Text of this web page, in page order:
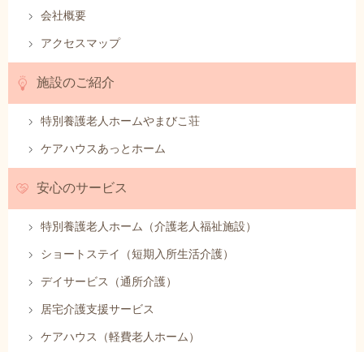
会社概要
アクセスマップ
施設のご紹介
特別養護老人ホームやまびこ荘
ケアハウスあっとホーム
安心のサービス
特別養護老人ホーム（介護老人福祉施設）
ショートステイ（短期入所生活介護）
デイサービス（通所介護）
居宅介護支援サービス
ケアハウス（軽費老人ホーム）